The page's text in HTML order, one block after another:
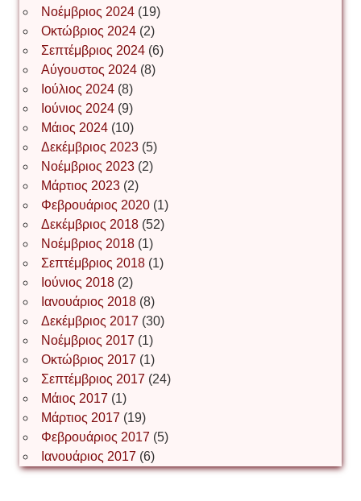
ΝΙΚΟΣ ΓΑΤΟΣ
Νίκος Λυγερός
Іван Буртик
Іван Наконечний
Інга Короткевич
Ірина Ключковська
Ірина Наконечна
Νοέμβριος 2024(19)
Οκτώβριος 2024(2)
Σεπτέμβριος 2024(6)
Αύγουστος 2024(8)
Ιούλιος 2024(8)
Ιούνιος 2024(9)
Μάιος 2024(10)
Δεκέμβριος 2023(5)
Νοέμβριος 2023(2)
Μάρτιος 2023(2)
Φεβρουάριος 2020(1)
Δεκέμβριος 2018(52)
Νοέμβριος 2018(1)
Σεπτέμβριος 2018(1)
Ιούνιος 2018(2)
Ιανουάριος 2018(8)
Δεκέμβριος 2017 (30)
Νοέμβριος 2017 (1)
Οκτώβριος 2017 (1)
Σεπτέμβριος 2017 (24)
Μάιος 2017 (1)
Μάρτιος 2017 (19)
Φεβρουάριος 2017 (5)
Ιανουάριος 2017 (6)